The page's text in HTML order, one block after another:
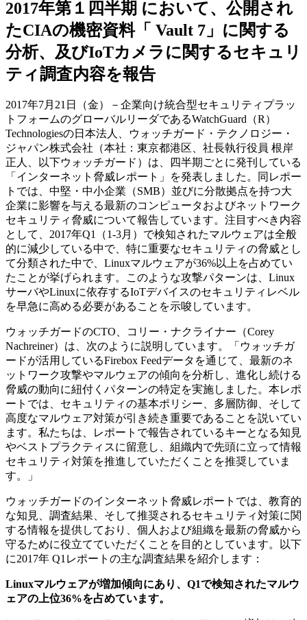
2017年第１四半期 において、公開され
たCIAの機密資料「 Vault 7」に関する
分析、及びIoTカメラに関するセキュリ
ティ調査内容を報告
2017年7月21日（金）－企業向け統合型セキュリティプラッ
トフォームのグローバルリーダであるWatchGuard（R）
Technologiesの日本法人、ウォッチガード・テクノロジー・
ジャパン株式会社（本社：東京都港区、社長執行役員 根岸
正人、以下ウォッチガード）は、四半期ごとに発刊している
「インターネット脅威レポート」を発表しました。同レポー
トでは、中堅・中小企業（SMB）並びに分散拠点を持つ大
企業に影響を与える最新のコンピュータおよびネットワーク
セキュリティ脅威について報告しています。注目すべき内容
として、2017年Q1（1-3月）で検知されたマルウェアは全般
的に減少している中で、特に重要なセキュリティの脅威とし
て分類された中で、Linuxマルウェアが36%以上を占めてい
たことが挙げられます。このような攻撃パターンは、Linux
サーバやLinuxに依存するIoTデバイスのセキュリティレベル
を早急に高める必要があることを示唆しています。
ウォッチガードのCTO、コリー・ナクライナー（Corey
Nachreiner）は、次のように説明しています。「ウォッチガ
ードが活用しているFirebox Feedデータを通じて、最新のネ
ットワーク攻撃やマルウェアの傾向を分析し、進化し続ける
脅威の動向に紐付くパターンの特定を実施しました。本レポ
ートでは、セキュリティの基本ポリシー、多層防御、そして
高度なマルウェア対策が引き続き重要であることを説いてい
ます。私たちは、レポートで報告されているキーとなる知見
やベストプラクティスに留意し、組織内で先頭に立って情報
セキュリティ対策を推進していただくことを推奨していま
す。」
ウォッチガードのインターネット脅威レポートでは、教育的
な知見、調査結果、そして推奨されるセキュリティ対策に関
する情報を提供しており、個人および組織を最新の脅威から
守るために役立てていただくことを目的としています。以下
に2017年 Q1レポートの主な調査結果を紹介します：
Linuxマルウェアが増加傾向にあり、Q1で検知されたマルウ
ェアの上位36%を占めています。